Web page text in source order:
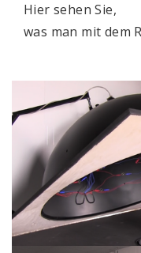
Hier sehen Sie,
was man mit dem